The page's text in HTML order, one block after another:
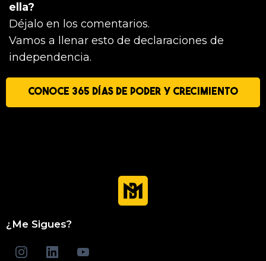
ella?
Déjalo en los comentarios.
Vamos a llenar esto de declaraciones de
independencia.
CONOCE 365 DÍAS DE PODER Y CRECIMIENTO
¿Me Sigues?